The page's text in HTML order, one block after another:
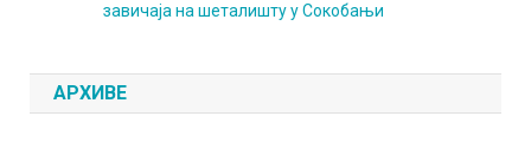
завичаја на шеталишту у Сокобањи
АРХИВЕ